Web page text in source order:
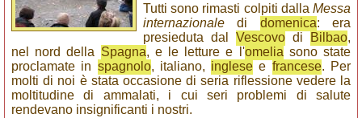
Tutti sono rimasti colpiti dalla Messa
internazionale di domenica: era
presieduta dal Vescovo di Bilbao,
nel nord della Spagna, e le letture e l'omelia sono state
proclamate in spagnolo, italiano, inglese e francese. Per
molti di noi è stata occasione di seria riflessione vedere la
moltitudine di ammalati, i cui seri problemi di salute
rendevano insignificanti i nostri.